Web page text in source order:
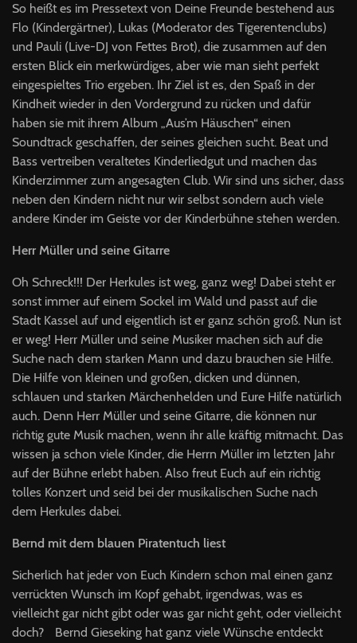
So heißt es im Pressetext von Deine Freunde bestehend aus
Flo (Kindergärtner), Lukas (Moderator des Tigerentenclubs)
und Pauli (Live-DJ von Fettes Brot), die zusammen auf den
ersten Blick ein merkwürdiges, aber wie man sieht perfekt
eingespieltes Trio ergeben. Ihr Ziel ist es, den Spaß in der
Kindheit wieder in den Vordergrund zu rücken und dafür
haben sie mit ihrem Album „Aus’m Häuschen“ einen
Soundtrack geschaffen, der seines gleichen sucht. Beat und
Bass vertreiben veraltetes Kinderliedgut und machen das
Kinderzimmer zum angesagten Club. Wir sind uns sicher, dass
neben den Kindern nicht nur wir selbst sondern auch viele
andere Kinder im Geiste vor der Kinderbühne stehen werden.
Herr Müller und seine Gitarre
Oh Schreck!!! Der Herkules ist weg, ganz weg! Dabei steht er
sonst immer auf einem Sockel im Wald und passt auf die
Stadt Kassel auf und eigentlich ist er ganz schön groß. Nun ist
er weg! Herr Müller und seine Musiker machen sich auf die
Suche nach dem starken Mann und dazu brauchen sie Hilfe.
Die Hilfe von kleinen und großen, dicken und dünnen,
schlauen und starken Märchenhelden und Eure Hilfe natürlich
auch. Denn Herr Müller und seine Gitarre, die können nur
richtig gute Musik machen, wenn ihr alle kräftig mitmacht. Das
wissen ja schon viele Kinder, die Herrn Müller im letzten Jahr
auf der Bühne erlebt haben. Also freut Euch auf ein richtig
tolles Konzert und seid bei der musikalischen Suche nach
dem Herkules dabei.
Bernd mit dem blauen Piratentuch liest
Sicherlich hat jeder von Euch Kindern schon mal einen ganz
verrückten Wunsch im Kopf gehabt, irgendwas, was es
vielleicht gar nicht gibt oder was gar nicht geht, oder vielleicht
doch? Bernd Gieseking hat ganz viele Wünsche entdeckt